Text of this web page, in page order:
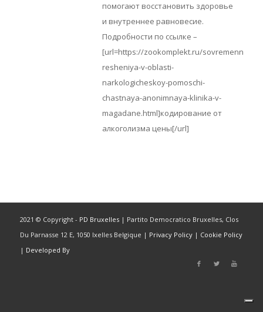
помогают восстановить здоровье
и внутреннее равновесие.
Подробности по ссылке –
[url=https://zookomplekt.ru/sovremennye-
resheniya-v-oblasti-
narkologicheskoy-pomoschi-
chastnaya-anonimnaya-klinika-v-
magadane.html]кодирование от
алкоголизма цены[/url]
2021 © Copyright - PD Bruxelles| Partito Democratico Bruxelles, Clos
Du Parnasse 12 E, 1050 Ixelles Belgique | Privacy Policy| Cookie Policy
| Developed By